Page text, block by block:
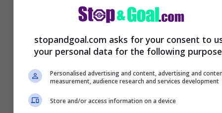
Vince e convince anche contro
l’Atalanta l’Hellas Verona di Tudor
che sta attirando a se sempre più
interesse maggiore di ...Leggi
tutto
stopandgoal.com asks for your consent to
your personal data for the following
Personalised advertising and content, advertising and
measurement, audience research and services development
Store and/or access information on a device